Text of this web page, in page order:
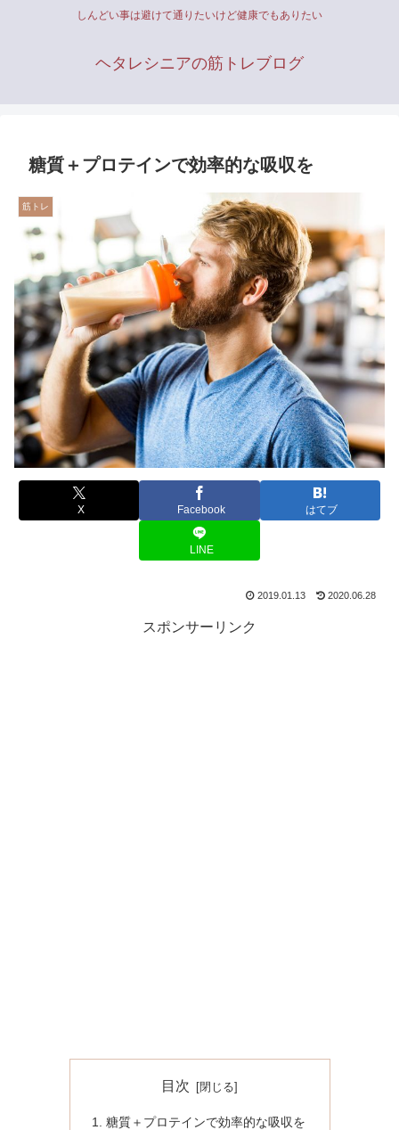
しんどい事は避けて通りたいけど健康でもありたい
ヘタレシニアの筋トレブログ
糖質＋プロテインで効率的な吸収を
筋トレ
X Facebook はてブ
LINE
2019.01.13 2020.06.28
スポンサーリンク
目次
糖質＋プロテインで効率的な吸収を